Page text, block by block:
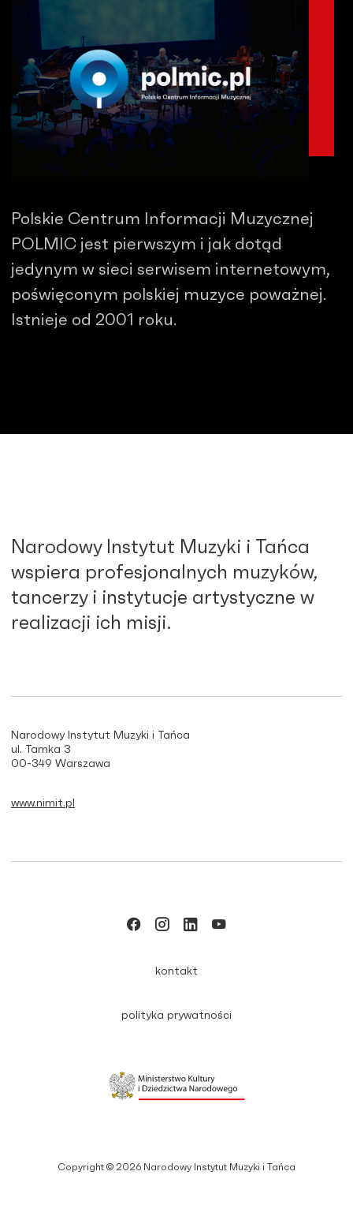
Polskie Centrum Informacji Muzycznej
POLMIC jest pierwszym i jak dotąd
jedynym w sieci serwisem internetowym,
poświęconym polskiej muzyce poważnej.
Istnieje od 2001 roku.
Narodowy Instytut Muzyki i Tańca
wspiera profesjonalnych muzyków,
tancerzy i instytucje artystyczne w
realizacji ich misji.
Narodowy Instytut Muzyki i Tańca
ul. Tamka 3
00-349 Warszawa
www.nimit.pl
Copyright © 2026 Narodowy Instytut Muzyki i Tańca
kontakt
polityka prywatności